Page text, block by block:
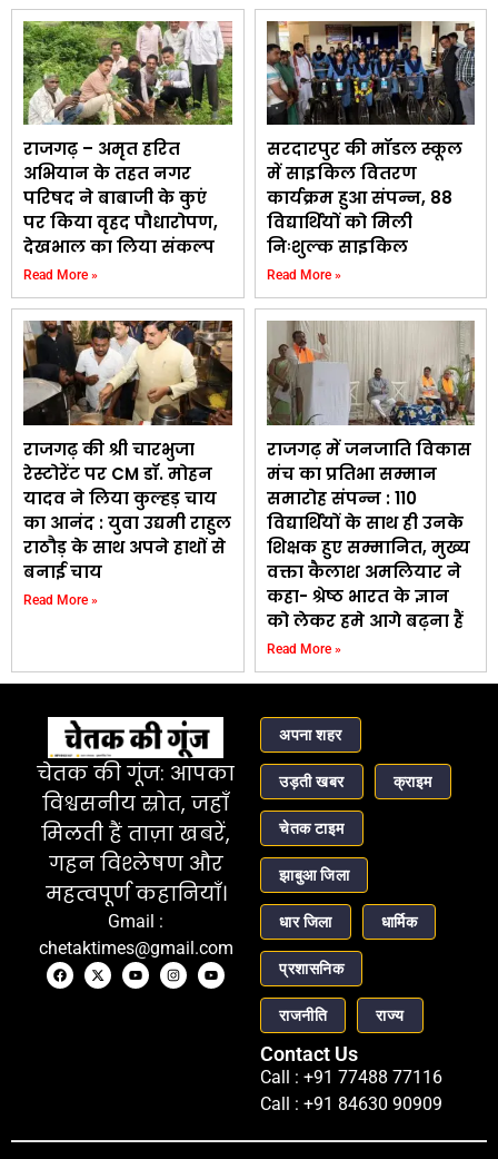
राजगढ़ – अमृत हरित
अभियान के तहत नगर
परिषद ने बाबाजी के कुएं
पर किया वृहद पौधारोपण,
देखभाल का लिया संकल्प
Read More »
सरदारपुर की मॉडल स्कूल
में साइकिल वितरण
कार्यक्रम हुआ संपन्न, 88
विद्यार्थियों को मिली
निःशुल्क साइकिल
Read More »
राजगढ़ की श्री चारभुजा
रेस्टोरेंट पर CM डॉ. मोहन
यादव ने लिया कुल्हड़ चाय
का आनंद : युवा उद्यमी राहुल
राठौड़ के साथ अपने हाथों से
बनाई चाय
Read More »
राजगढ़ में जनजाति विकास
मंच का प्रतिभा सम्मान
समारोह संपन्न : 110
विद्यार्थियों के साथ ही उनके
शिक्षक हुए सम्मानित, मुख्य
वक्ता कैलाश अमलियार ने
कहा- श्रेष्ठ भारत के ज्ञान
को लेकर हमे आगे बढ़ना हैं
Read More »
चेतक की गूंज: आपका
विश्वसनीय स्रोत, जहाँ
मिलती हैं ताज़ा खबरें,
गहन विश्लेषण और
महत्वपूर्ण कहानियाँ।
Gmail :
chetaktimes@gmail.com
अपना शहर
उड़ती खबर क्राइम
चेतक टाइम
झाबुआ जिला
धार जिला धार्मिक
प्रशासनिक
राजनीति राज्य
Contact Us
Call : +91 77488 77116
Call : +91 84630 90909